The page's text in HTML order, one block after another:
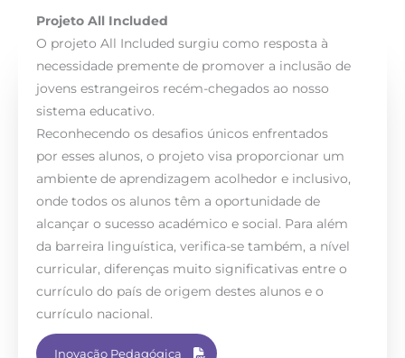
Projeto All Included
O projeto All Included surgiu como resposta à
necessidade premente de promover a inclusão de
jovens estrangeiros recém-chegados ao nosso
sistema educativo.
Reconhecendo os desafios únicos enfrentados
por esses alunos, o projeto visa proporcionar um
ambiente de aprendizagem acolhedor e inclusivo,
onde todos os alunos têm a oportunidade de
alcançar o sucesso académico e social. Para além
da barreira linguística, verifica-se também, a nível
curricular, diferenças muito significativas entre o
currículo do país de origem destes alunos e o
currículo nacional.
Inovação Pedagógica